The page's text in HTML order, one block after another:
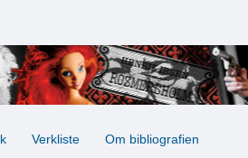
Verkliste Om bibliografien